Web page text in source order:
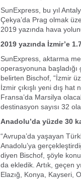
SunExpress, bu yıl
Çekya’da Prag olmak
2019 yazında hava
2019 yazında İzmir’e
SunExpress, aktarma
operasyonuna
belirten Bischof, “İzmir
İzmir çıkışlı yeni dış
Fransa’da Marsilya
destinasyon sayısı 32
Anadolu’da yüzde 30
“Avrupa’da yaşayan
Anadolu’ya
diyen Bischof, şöyle
da ekledik. Artık, geçen
Elazığ, Konya, Kayseri,